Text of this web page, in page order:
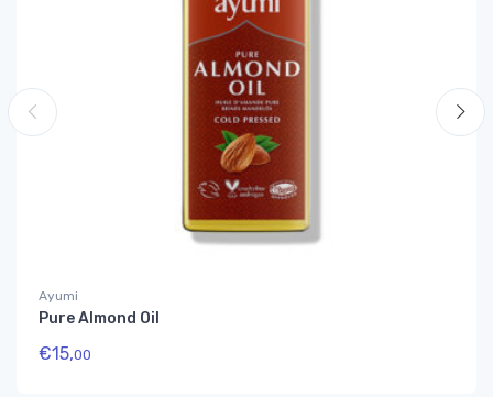
Ayumi
Pure Almond Oil
€15,00